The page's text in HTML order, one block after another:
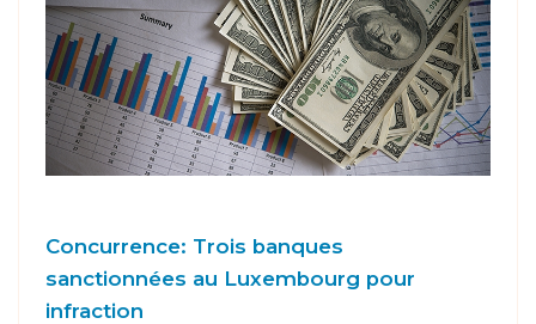
Concurrence: Trois banques
sanctionnées au Luxembourg pour
infraction